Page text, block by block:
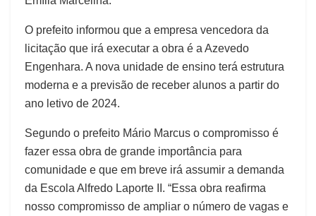
O prefeito informou que a empresa vencedora da
licitação que irá executar a obra é a Azevedo
Engenhara. A nova unidade de ensino terá estrutura
moderna e a previsão de receber alunos a partir do
ano letivo de 2024.
Segundo o prefeito Mário Marcus o compromisso é
fazer essa obra de grande importância para
comunidade e que em breve irá assumir a demanda
da Escola Alfredo Laporte II. “Essa obra reafirma
nosso compromisso de ampliar o número de vagas e